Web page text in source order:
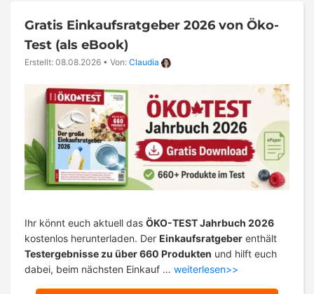
Gratis Einkaufsratgeber 2026 von Öko-
Test (als eBook)
Erstellt: 08.08.2026 • Von: Claudia
Ihr könnt euch aktuell das ÖKO-TEST Jahrbuch 2026
kostenlos herunterladen. Der Einkaufsratgeber enthält
Testergebnisse zu über 660 Produkten und hilft euch
dabei, beim nächsten Einkauf … weiterlesen>>